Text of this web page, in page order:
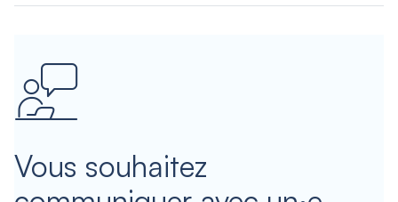
Vous souhaitez